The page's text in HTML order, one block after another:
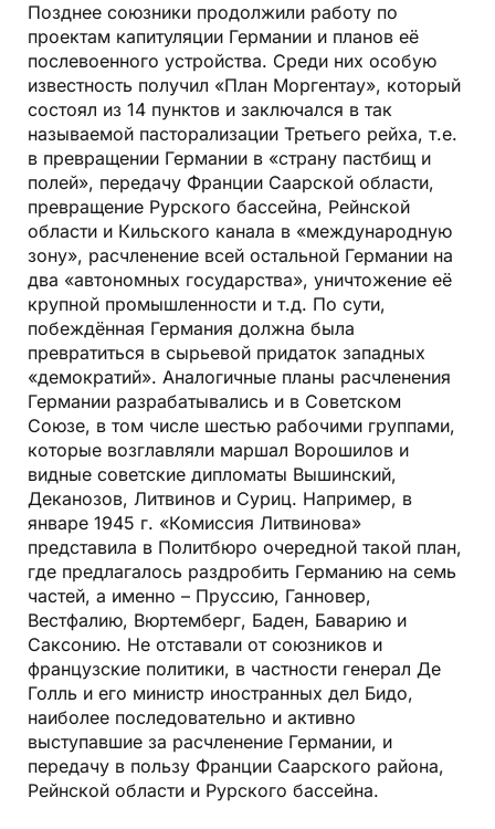
Позднее союзники продолжили работу по
проектам капитуляции Германии и планов её
послевоенного устройства. Среди них особую
известность получил «План Моргентау», который
состоял из 14 пунктов и заключался в так
называемой пасторализации Третьего рейха, т.е.
в превращении Германии в «страну пастбищ и
полей», передачу Франции Саарской области,
превращение Рурского бассейна, Рейнской
области и Кильского канала в «международную
зону», расчленение всей остальной Германии на
два «автономных государства», уничтожение её
крупной промышленности и т.д. По сути,
побеждённая Германия должна была
превратиться в сырьевой придаток западных
«демократий». Аналогичные планы расчленения
Германии разрабатывались и в Советском
Союзе, в том числе шестью рабочими группами,
которые возглавляли маршал Ворошилов и
видные советские дипломаты Вышинский,
Деканозов, Литвинов и Суриц. Например, в
январе 1945 г. «Комиссия Литвинова»
представила в Политбюро очередной такой план,
где предлагалось раздробить Германию на семь
частей, а именно – Пруссию, Ганновер,
Вестфалию, Вюртемберг, Баден, Баварию и
Саксонию. Не отставали от союзников и
французские политики, в частности генерал Де
Голль и его министр иностранных дел Бидо,
наиболее последовательно и активно
выступавшие за расчленение Германии, и
передачу в пользу Франции Саарского района,
Рейнской области и Рурского бассейна.